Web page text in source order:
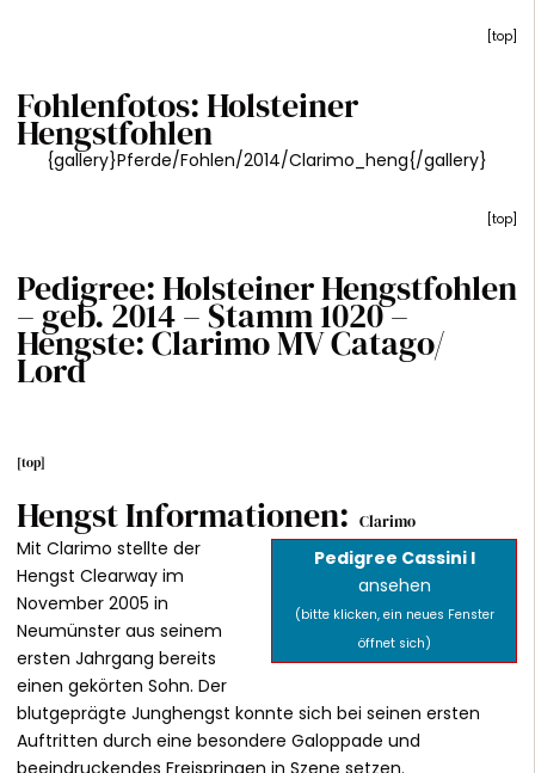
[top]
Fohlenfotos: Holsteiner
Hengstfohlen
{gallery}Pferde/Fohlen/2014/Clarimo_heng{/gallery}
[top]
Pedigree: Holsteiner Hengstfohlen
– geb. 2014 – Stamm 1020 –
Hengste: Clarimo MV Catago/
Lord
[top]
Hengst Informationen: Clarimo
Pedigree Cassini I
ansehen
(bitte klicken, ein neues Fenster
öffnet sich)
Mit Clarimo stellte der
Hengst Clearway im
November 2005 in
Neumünster aus seinem
ersten Jahrgang bereits
einen gekörten Sohn. Der
blutgeprägte Junghengst konnte sich bei seinen ersten
Auftritten durch eine besondere Galoppade und
beeindruckendes Freispringen in Szene setzen.